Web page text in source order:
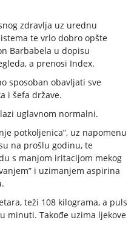
zdravlja uz urednu
te vrlo dobro opšte
Barbabela u dopisu
a prenosi Index.
sposoban obavljati sve
i šefa države.
uglavnom normalni.
potkoljenica”, uz napomenu
na prošlu godinu, te
s manjom iritacijom mekog
i uzimanjem aspirina
teži 108 kilograma, a puls
minuti. Takođe uzima ljekove